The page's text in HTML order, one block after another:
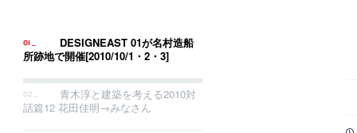
DESIGNEAST 01が名村造船
所跡地で開催[2010/10/1・2・3]
青木淳と建築を考える2010対
話篇12 花田佳明→みなさん